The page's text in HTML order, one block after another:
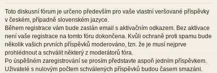
t
Toto diskusní fórum je určeno především pro vaše vlastní veršované příspěvky
v českém, případně slovenském jazyce.
Během registrace vám bude zaslán email s aktivačním odkazem. Bez aktivace
není vaše registrace na tomto fóru dokončena. Kvůli ochraně proti spamu bude
několik vašich prvních příspěvků moderováno, tzn. že je musí nejprve
prohlédnout a schválit některý z moderátorů fóra.
Po úspěšném zaregistrování se prosím představte aspoň jedním příspěvkem.
Uživatelé s nulovým počtem schválených příspěvků budou časem smazáni.